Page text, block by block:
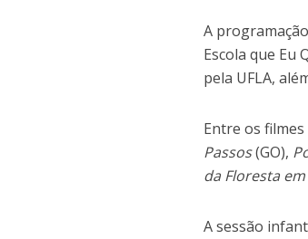
A
Escola que Eu
pela UFLA,
Entre os
Passos(GO),
da Floresta
A sessão